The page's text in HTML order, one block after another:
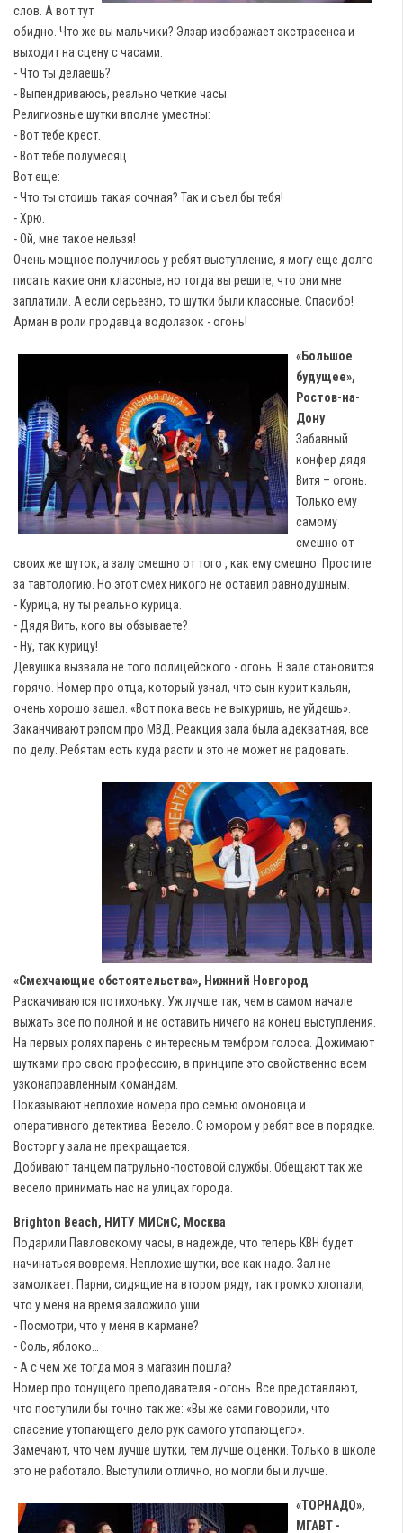
слов. А вот тут
обидно. Что же вы мальчики? Элзар изображает экстрасенса и
выходит на сцену с часами:
- Что ты делаешь?
- Выпендриваюсь, реально четкие часы.
Религиозные шутки вполне уместны:
- Вот тебе крест.
- Вот тебе полумесяц.
Вот еще:
- Что ты стоишь такая сочная? Так и съел бы тебя!
- Хрю.
- Ой, мне такое нельзя!
Очень мощное получилось у ребят выступление, я могу еще долго
писать какие они классные, но тогда вы решите, что они мне
заплатили. А если серьезно, то шутки были классные. Спасибо!
Арман в роли продавца водолазок - огонь!
«Большое
будущее»,
Ростов-на-
Дону
Забавный
конфер дядя
Витя – огонь.
Только ему
самому
смешно от
своих же шуток, а залу смешно от того , как ему смешно. Простите
за тавтологию. Но этот смех никого не оставил равнодушным.
- Курица, ну ты реально курица.
- Дядя Вить, кого вы обзываете?
- Ну, так курицу!
Девушка вызвала не того полицейского - огонь. В зале становится
горячо. Номер про отца, который узнал, что сын курит кальян,
очень хорошо зашел. «Вот пока весь не выкуришь, не уйдешь».
Заканчивают рэпом про МВД. Реакция зала была адекватная, все
по делу. Ребятам есть куда расти и это не может не радовать.
«Смехчающие обстоятельства», Нижний Новгород
Раскачиваются потихоньку. Уж лучше так, чем в самом начале
выжать все по полной и не оставить ничего на конец выступления.
На первых ролях парень с интересным тембром голоса. Дожимают
шутками про свою профессию, в принципе это свойственно всем
узконаправленным командам.
Показывают неплохие номера про семью омоновца и
оперативного детектива. Весело. С юмором у ребят все в порядке.
Восторг у зала не прекращается.
Добивают танцем патрульно-постовой службы. Обещают так же
весело принимать нас на улицах города.
Brighton Beach, НИТУ МИСиС, Москва
Подарили Павловскому часы, в надежде, что теперь КВН будет
начинаться вовремя. Неплохие шутки, все как надо. Зал не
замолкает. Парни, сидящие на втором ряду, так громко хлопали,
что у меня на время заложило уши.
- Посмотри, что у меня в кармане?
- Соль, яблоко…
- А с чем же тогда моя в магазин пошла?
Номер про тонущего преподавателя - огонь. Все представляют,
что поступили бы точно так же: «Вы же сами говорили, что
спасение утопающего дело рук самого утопающего».
Замечают, что чем лучше шутки, тем лучше оценки. Только в школе
это не работало. Выступили отлично, но могли бы и лучше.
«ТОРНАДО»,
МГАВТ -